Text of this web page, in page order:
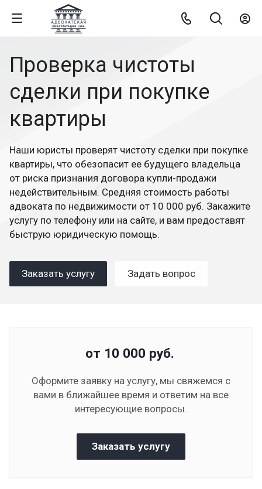
Проверка чистоты
сделки при покупке
квартиры
Наши юристы проверят чистоту сделки при покупке
квартиры, что обезопасит ее будущего владельца
от риска признания договора купли-продажи
недействительным. Средняя стоимость работы
адвоката по недвижимости от 10 000 руб. Закажите
услугу по телефону или на сайте, и вам предоставят
быструю юридическую помощь.
Заказать услугу Задать вопрос
от 10 000 руб.
Оформите заявку на услугу, мы свяжемся с
вами в ближайшее время и ответим на все
интересующие вопросы.
Заказать услугу